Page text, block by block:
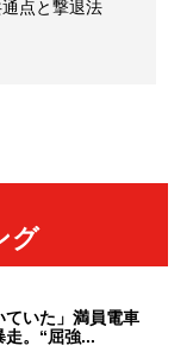
通点と撃退法
グ
ていた」満員電車
走。“屈強...